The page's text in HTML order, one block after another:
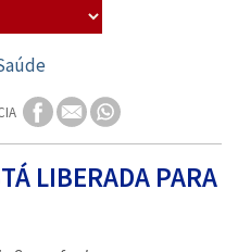
LIBERADA PARA